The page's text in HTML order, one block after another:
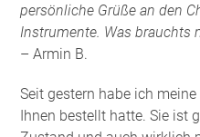
persönliche Grüße an den
Instrumente. Was brauchts
– Armin B.
Seit gestern habe ich
Ihnen bestellt hatte. Sie ist